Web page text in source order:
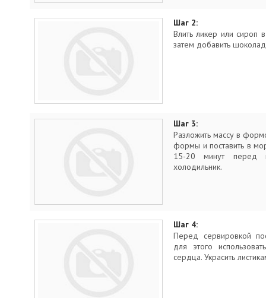
Шаг 2:
Влить ликер или сироп
затем добавить
Шаг 3:
Разложить массу в
формы и поставить в
15-20 минут перед
холодильник.
Шаг 4:
Перед сервировкой
для этого
сердца. Украсить